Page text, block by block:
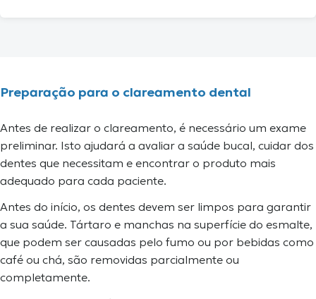
Preparação para o clareamento dental
Antes de realizar o clareamento, é necessário um exame
preliminar. Isto ajudará a avaliar a saúde bucal, cuidar dos
dentes que necessitam e encontrar o produto mais
adequado para cada paciente.
Antes do início, os dentes devem ser limpos para garantir
a sua saúde. Tártaro e manchas na superfície do esmalte,
que podem ser causadas pelo fumo ou por bebidas como
café ou chá, são removidas parcialmente ou
completamente.